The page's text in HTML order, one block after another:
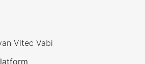
Vitec Vabi